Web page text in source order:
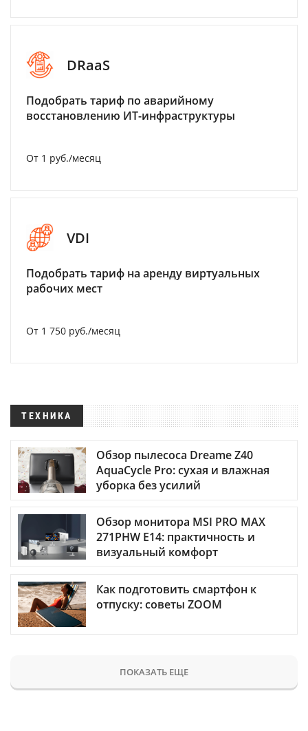
DRaaS
Подобрать тариф по аварийному
восстановлению ИТ-инфраструктуры
От 1 руб./месяц
VDI
Подобрать тариф на аренду виртуальных
рабочих мест
От 1 750 руб./месяц
ТЕХНИКА
Обзор пылесоса Dreame Z40
AquaCycle Pro: сухая и влажная
уборка без усилий
Обзор монитора MSI PRO MAX
271PHW E14: практичность и
визуальный комфорт
Как подготовить смартфон к
отпуску: советы ZOOM
ПОКАЗАТЬ ЕЩЕ